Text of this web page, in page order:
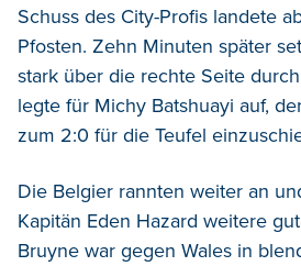
Schuss des City-Profis landete
Pfosten. Zehn Minuten später
stark über die rechte Seite
legte für Michy Batshuayi auf,
zum 2:0 für die Teufel
Die Belgier rannten weiter an
Kapitän Eden Hazard weitere
Bruyne war gegen Wales in